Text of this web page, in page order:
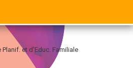
Planif. et d'Educ. Familiale